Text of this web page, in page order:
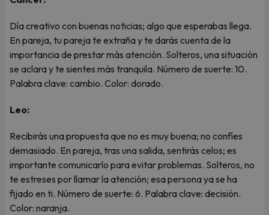
Día creativo con buenas noticias; algo que esperabas llega.
En pareja, tu pareja te extraña y te darás cuenta de la
importancia de prestar más atención. Solteros, una situación
se aclara y te sientes más tranquila. Número de suerte: 10.
Palabra clave: cambio. Color: dorado.
Leo:
Recibirás una propuesta que no es muy buena; no confíes
demasiado. En pareja, tras una salida, sentirás celos; es
importante comunicarlo para evitar problemas. Solteros, no
te estreses por llamar la atención; esa persona ya se ha
fijado en ti. Número de suerte: 6. Palabra clave: decisión.
Color: naranja.